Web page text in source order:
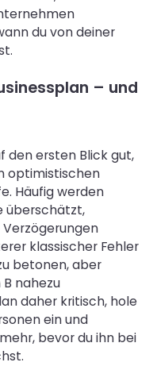
du von deiner
– und
den ersten Blick gut,
optimistischen
Häufig werden
überschätzt,
klassischer Fehler
betonen, aber
nahezu
daher kritisch, hole
ein und
bevor du ihn bei